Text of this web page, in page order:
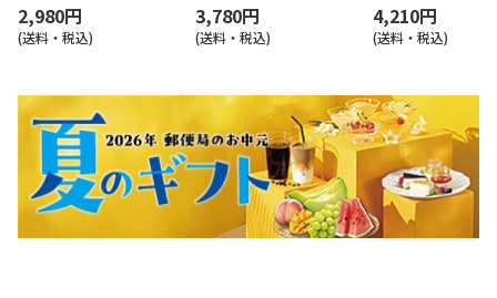
2,980円
(送料・税込)
3,780円
(送料・税込)
4,210円
(送料・税込)